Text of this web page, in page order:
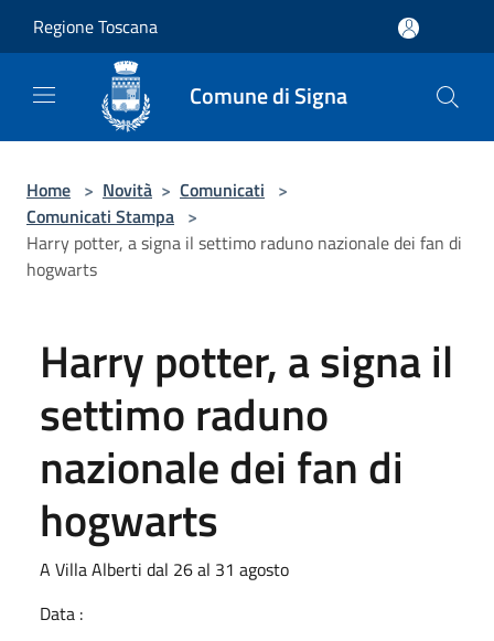
Regione Toscana
Comune di Signa
Home > Novità > Comunicati >
Comunicati Stampa >
Harry potter, a signa il settimo raduno nazionale dei fan di
hogwarts
Harry potter, a signa il
settimo raduno
nazionale dei fan di
hogwarts
A Villa Alberti dal 26 al 31 agosto
Data :